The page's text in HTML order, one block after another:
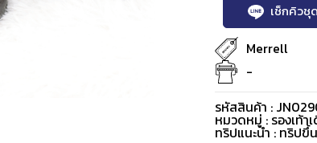
เช็กคิว
Merrell
-
รหัสสินค้า :
หมวดหมู่ : รองเท้า
ทริปแนะนำ : ทริปขึ้